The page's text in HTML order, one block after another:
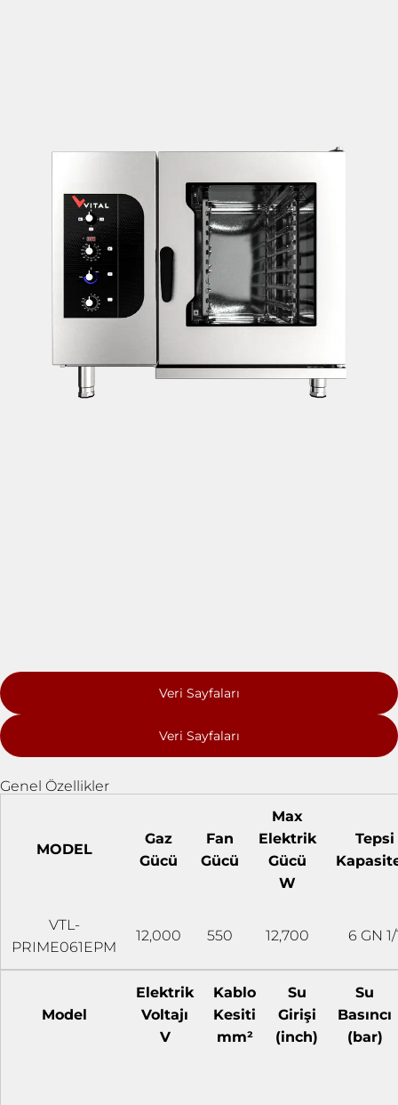
Veri Sayfaları
Veri Sayfaları
Genel Özellikler
MODEL
Gaz
Gücü
Fan
Gücü
Max
Elektrik
Gücü
W
Tepsi
VTL-
PRIME061EPM
12,000 550 12,700 6 GN 1/
Model
Elektrik
Voltajı
V
Kablo
Kesiti
mm²
Su
Girişi
(inch)
Su
Basıncı
(bar)